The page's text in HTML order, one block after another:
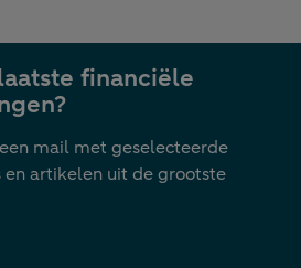
financiële
mail met geselecteerde
en artikelen uit de grootste